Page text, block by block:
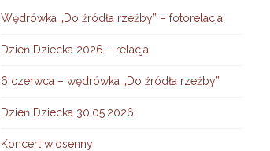
Wędrówka „Do źródła rzeźby” – fotorelacja
Dzień Dziecka 2026 – relacja
6 czerwca – wędrówka „Do źródła rzeźby”
Dzień Dziecka 30.05.2026
Koncert wiosenny